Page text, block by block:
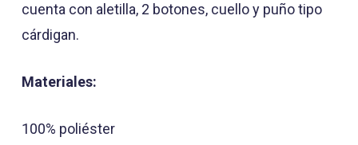
cuenta con aletilla, 2 botones, cuello y puño tipo
cárdigan.
Materiales:
100% poliéster